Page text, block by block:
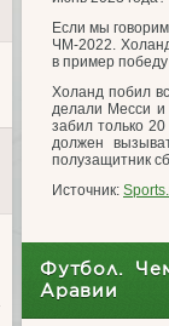
Если мы
ЧМ-2022.
в пример
Холанд побил
делали Месси и
забил только
должен
полузащитник
Источник:
Футбол.
Аравии